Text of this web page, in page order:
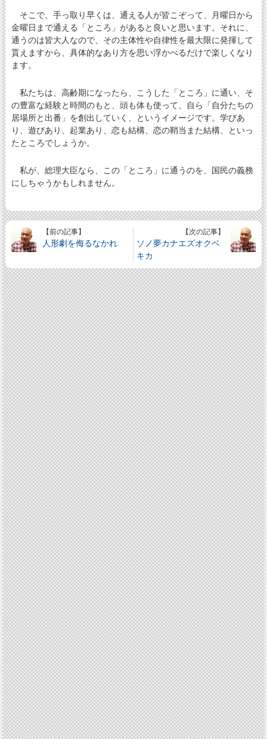
そこで、手っ取り早くは、通える人が皆こぞって、月曜日から
金曜日まで通える「ところ」があると良いと思います。それに、
通うのは皆大人なので、その主体性や自律性を最大限に発揮して
貰えますから、具体的なあり方を思い浮かべるだけで楽しくなり
ます。
私たちは、高齢期になったら、こうした「ところ」に通い、そ
の豊富な経験と時間のもと、頭も体も使って、自ら「自分たちの
居場所と出番」を創出していく、というイメージです。学びあ
り、遊びあり、起業あり、恋も結構、恋の鞘当また結構、といっ
たところでしょうか。
私が、総理大臣なら、この「ところ」に通うのを、国民の義務
にしちゃうかもしれません。
【前の記事】
人形劇を侮るなかれ
【次の記事】
ソノ夢カナエズオクベ
キカ